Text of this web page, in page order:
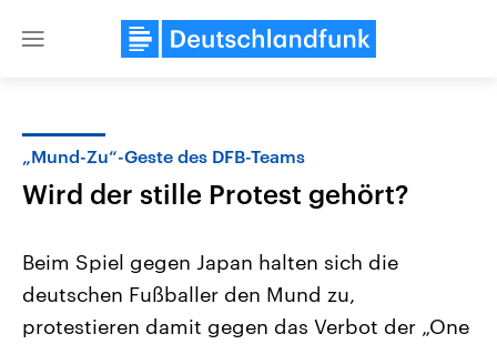
Close
„Mund-Zu“-Geste des DFB-Teams
Wird der stille Protest gehört?
Beim Spiel gegen Japan halten sich die
deutschen Fußballer den Mund zu,
protestieren damit gegen das Verbot der „One